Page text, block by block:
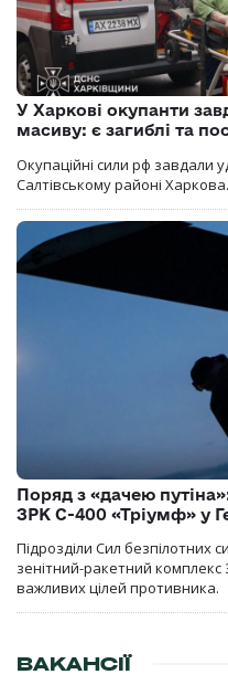
У Харкові окупанти
масиву: є загиблі та
Окупаційні сили рф завдали
Салтівському районі Харкова.
Поряд з «дачею
ЗРК С-400 «Тріумф» у
Підрозділи Сил безпілотних
зенітний-ракетний комплекс
важливих цілей противника.
ВАКАНСІЇ